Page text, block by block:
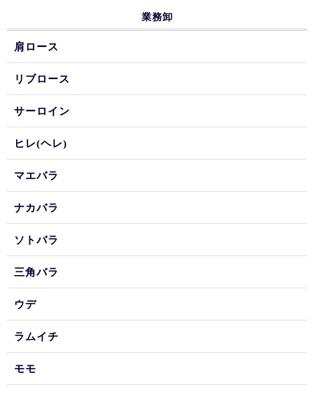
業務卸
肩ロース
リブロース
サーロイン
ヒレ(ヘレ)
マエバラ
ナカバラ
ソトバラ
三角バラ
ウデ
ラムイチ
モモ